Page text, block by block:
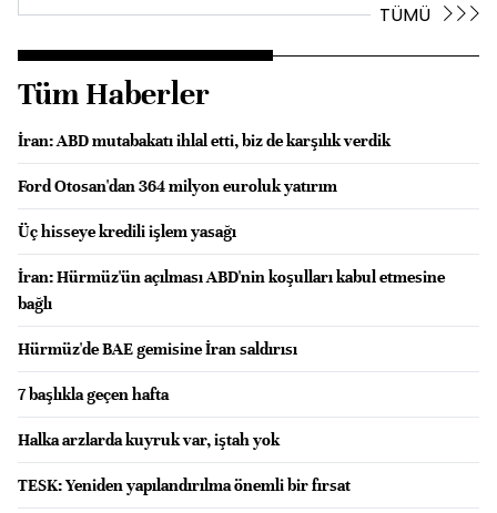
TÜMÜ
Tüm Haberler
İran: ABD mutabakatı ihlal etti, biz de karşılık verdik
Ford Otosan'dan 364 milyon euroluk yatırım
Üç hisseye kredili işlem yasağı
İran: Hürmüz'ün açılması ABD'nin koşulları kabul etmesine
bağlı
Hürmüz'de BAE gemisine İran saldırısı
7 başlıkla geçen hafta
Halka arzlarda kuyruk var, iştah yok
TESK: Yeniden yapılandırılma önemli bir fırsat